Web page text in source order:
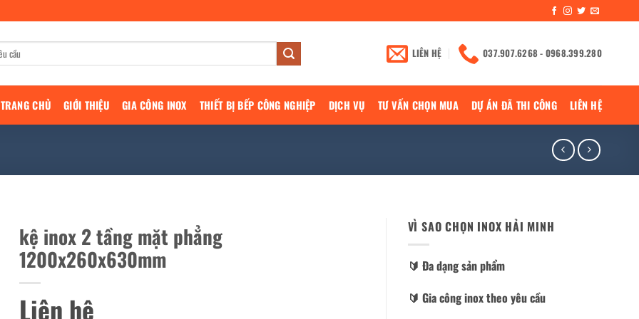
LIÊN HỆ 037.907.6268 - 0968.399.280
TRANG CHỦ GIỚI THIỆU GIA CÔNG INOX THIẾT BỊ BẾP CÔNG NGHIỆP DỊCH VỤ TƯ VẤN CHỌN MUA DỰ ÁN ĐÃ THI CÔNG LIÊN HỆ
kệ inox 2 tầng mặt phẳng
1200x260x630mm
Liên hệ
VÌ SAO CHỌN INOX HẢI MINH
🔰️ Đa dạng sản phẩm
🔰️ Gia công inox theo yêu cầu